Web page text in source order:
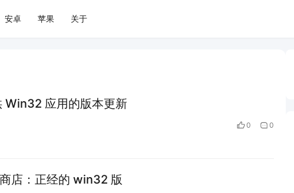
安卓 苹果 关于
Win32 应用的版本更新
0 0
店：正经的 win32 版